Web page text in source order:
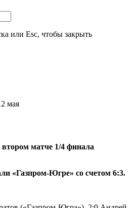
или Esc, чтобы закрыть
мая
втором матче 1/4 финала
«Газпром-Югре» со счетом 6:3.